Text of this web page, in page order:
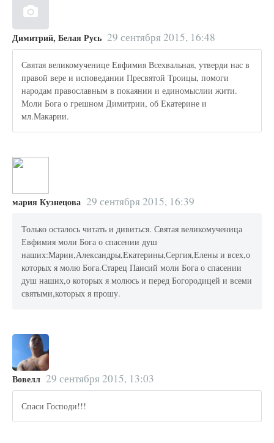
Димитрий, Белая Русь 29 сентября 2015, 16:48
Святая великомученице Евфимия Всехвальная, утверди нас в
правой вере и исповедании Пресвятой Троицы, помоги
народам православным в покаянии и единомыслии жити.
Моли Бога о грешном Димитрии, об Екатерине и
мл.Макарии.
мария Кузнецова 29 сентября 2015, 16:39
Только осталось читать и дивиться. Святая великомученица
Евфимия моли Бога о спасении душ
наших:Марии,Александры,Екатерины,Сергия,Елены и всех,о
которых я молю Бога.Старец Паисий моли Бога о спасении
душ наших,о которых я молюсь и перед Богородицей и всеми
святыми,которых я прошу.
Вовелл 29 сентября 2015, 13:03
Спаси Господи!!!